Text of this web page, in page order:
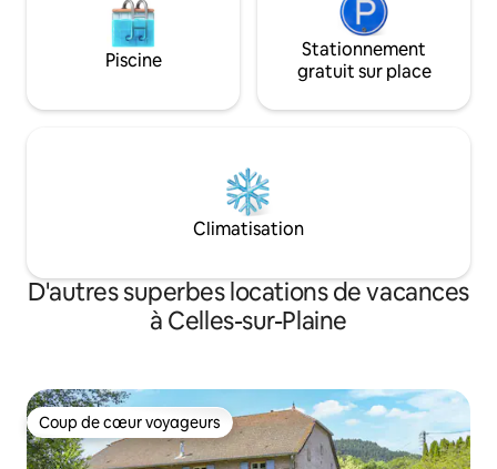
Piscine
Stationnement
gratuit sur place
Climatisation
D'autres superbes locations de vacances
à Celles-sur-Plaine
Coup de cœur voyageurs
Coup de cœur voyageurs